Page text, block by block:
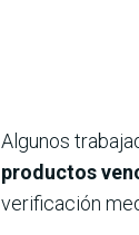
Algunos
productos
verificación